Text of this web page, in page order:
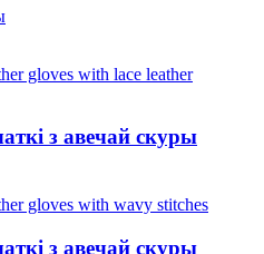
з авечай скуры
з авечай скуры